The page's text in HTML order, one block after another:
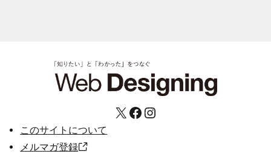
X Facebook Instagram
このサイトについて
メルマガ登録